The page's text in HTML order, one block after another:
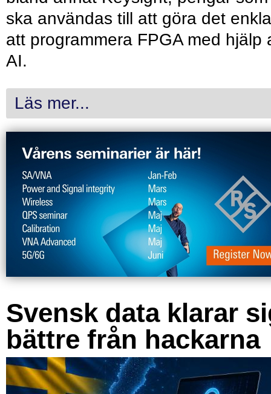
ska användas till att göra det
att programmera FPGA med hjälp
AI.
Läs mer...
Svensk data klarar
bättre från hackarna